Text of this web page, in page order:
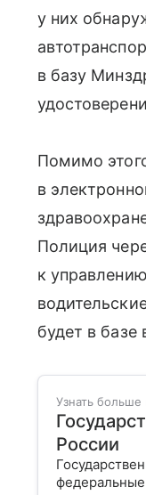
у них
в базу
Помимо
в
Полиция
к
будет в базе
Узнать
России